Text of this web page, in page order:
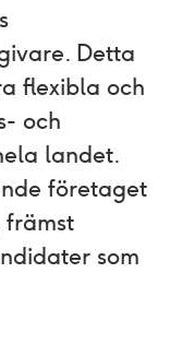
Detta
flexibla och
och
landet.
företaget
främst
som